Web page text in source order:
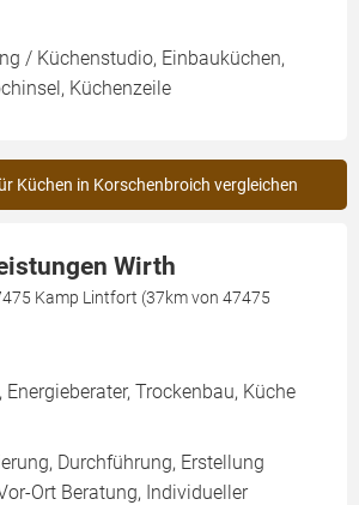
/ Küchenstudio, Einbauküchen,
Küchenzeile
Küchen in Korschenbroich vergleichen
Wirth
Kamp Lintfort (37km von 47475
Trockenbau, Küche
Durchführung, Erstellung
Ort Beratung, Individueller